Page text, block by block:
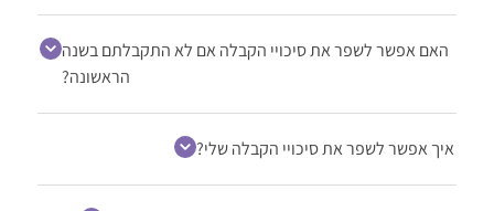
האם אפשר לשפר את סיכויי הקבלה אם לא התקבלתם בשנה
הראשונה?
איך אפשר לשפר את סיכויי הקבלה שלי?